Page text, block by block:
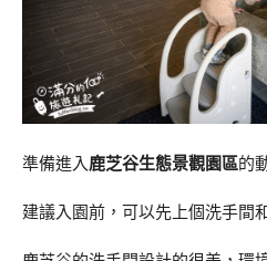
準備進入 鹿芝谷生態景觀園區的
建議入園前，可以先上個洗手間